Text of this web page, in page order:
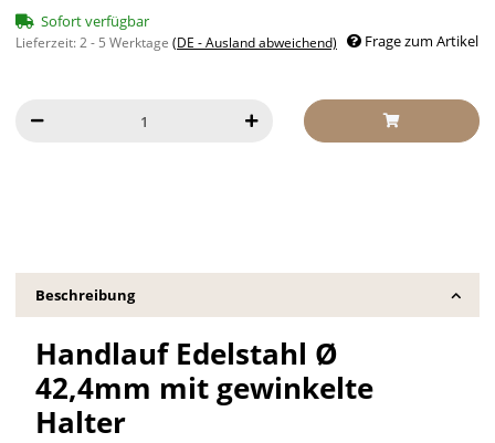
Sofort verfügbar
Lieferzeit:2 - 5 Werktage (DE - Ausland abweichend) Frage zum Artikel
Beschreibung
Handlauf Edelstahl Ø
42,4mm mit gewinkelte
Halter